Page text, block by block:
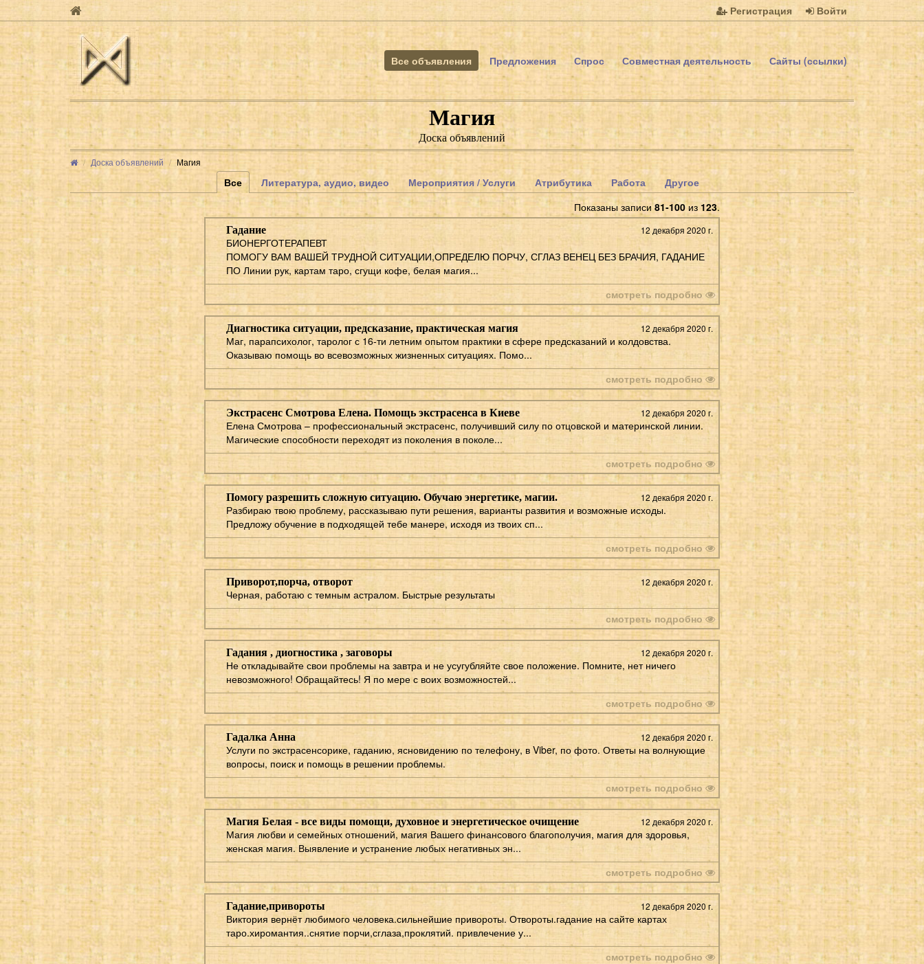
Регистрация Войти
Все объявления Предложения Спрос Совместная деятельность Сайты (ссылки)
Магия
Доска объявлений
Доска объявлений Магия
Все Литература, аудио, видео Мероприятия / Услуги Атрибутика Работа
Другое
Показаны записи81-100из 123.
12 декабря 2020 г.
Гадание
БИОНЕРГОТЕРАПЕВТ
ПОМОГУ ВАМ ВАШЕЙ ТРУДНОЙ СИТУАЦИИ,ОПРЕДЕЛЮ ПОРЧУ, СГЛАЗ ВЕНЕЦ БЕЗ БРАЧИЯ, ГАДАНИЕ
ПО Линии рук, картам таро, сгущи кофе, белая магия...
смотреть подробно
12 декабря 2020 г.
Диагностика ситуации, предсказание, практическая магия
Маг, парапсихолог, таролог с 16-ти летним опытом практики в сфере предсказаний и колдовства.
Оказываю помощь во всевозможных жизненных ситуациях. Помо...
смотреть подробно
12 декабря 2020 г.
Экстрасенс Смотрова Елена. Помощь экстрасенса в Киеве
Елена Смотрова – профессиональный экстрасенс, получивший силу по отцовской и материнской линии.
Магические способности переходят из поколения в поколе...
смотреть подробно
12 декабря 2020 г.
Помогу разрешить сложную ситуацию. Обучаю энергетике, магии.
Разбираю твою проблему, рассказываю пути решения, варианты развития и возможные исходы.
Предложу обучение в подходящей тебе манере, исходя из твоих сп...
смотреть подробно
12 декабря 2020 г.
Приворот,порча, отворот
Черная, работаю с темным астралом. Быстрые результаты
смотреть подробно
12 декабря 2020 г.
Гадания , диогностика , заговоры
Не откладывайте свои проблемы на завтра и не усугубляйте свое положение. Помните, нет ничего
невозможного! Обращайтесь! Я по мере с воих возможностей...
смотреть подробно
12 декабря 2020 г.
Гадалка Анна
Услуги по экстрасенсорике, гаданию, ясновидению по телефону, в Viber, по фото. Ответы на волнующие
вопросы, поиск и помощь в решении проблемы.
смотреть подробно
12 декабря 2020 г.
Магия Белая - все виды помощи, духовное и энергетическое очищение
Магия любви и семейных отношений, магия Вашего финансового благополучия, магия для здоровья,
женская магия. Выявление и устранение любых негативных эн...
смотреть подробно
12 декабря 2020 г.
Гадание,привороты
Виктория вернёт любимого человека.сильнейшие привороты. Отвороты.гадание на сайте картах
таро.хиромантия..снятие порчи,сглаза,проклятий. привлечение у...
смотреть подробно